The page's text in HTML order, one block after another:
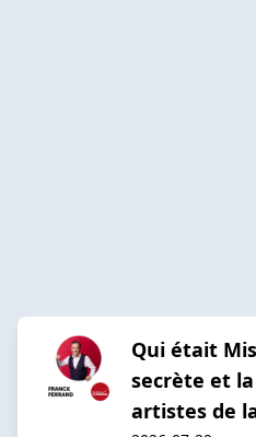
Qui était
secrète et
artistes de